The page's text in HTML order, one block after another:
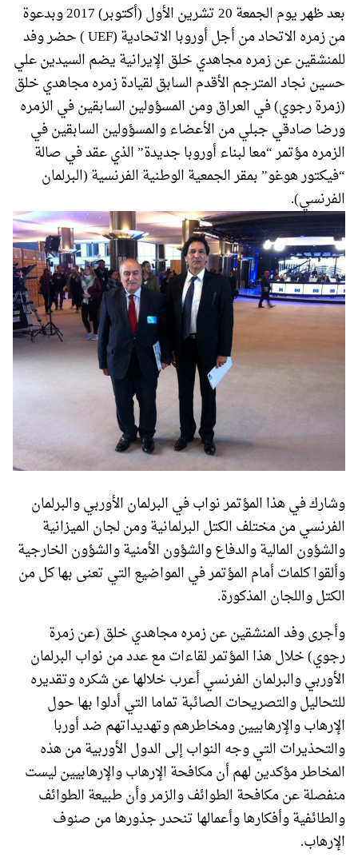
بعد ظهر يوم الجمعة 20 تشرين الأول (أكتوبر) 2017 وبدعوة
من زمره الاتحاد من أجل أوروبا الاتحادية (UEF ) حضر وفد
للمنشقين عن زمره مجاهدي خلق الإيرانية يضم السيدين علي
حسين نجاد المترجم الأقدم السابق لقيادة زمره مجاهدي خلق
(زمرة رجوي) في العراق ومن المسؤولين السابقين في الزمره
ورضا صادقي جبلي من الأعضاء والمسؤولين السابقين في
الزمره مؤتمر “معا لبناء أوروبا جديدة” الذي عقد في صالة
“فيكتور هوغو” بمقر الجمعية الوطنية الفرنسية (البرلمان
الفرنسي).
وشارك في هذا المؤتمر نواب في البرلمان الأوربي والبرلمان
الفرنسي من مختلف الكتل البرلمانية ومن لجان الميزانية
والشؤون المالية والدفاع والشؤون الأمنية والشؤون الخارجية
وألقوا كلمات أمام المؤتمر في المواضيع التي تعنى بها كل من
الكتل واللجان المذكورة.
وأجرى وفد المنشقين عن زمره مجاهدي خلق (عن زمرة
رجوي) خلال هذا المؤتمر لقاءات مع عدد من نواب البرلمان
الأوربي والبرلمان الفرنسي أعرب خلالها عن شكره وتقديره
للتحاليل والتصريحات الصائبة تماما التي أدلوا بها حول
الإرهاب والإرهابيين ومخاطرهم وتهديداتهم ضد أوربا
والتحذيرات التي وجه النواب إلى الدول الأوربية من هذه
المخاطر مؤكدين لهم أن مكافحة الإرهاب والإرهابيين ليست
منفصلة عن مكافحة الطوائف والزمر وأن طبيعة الطوائف
والطائفية وأفكارها وأعمالها تنحدر جذورها من صنوف
الإرهاب.